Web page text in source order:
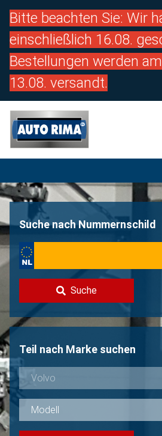
Bitte beachten Sie: Wir
einschließlich 16.08.
Bestellungen werden
13.08. versandt.
Suche nach Nummernschild
Suche
Teil nach Marke suchen